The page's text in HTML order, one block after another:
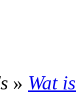
» Wat